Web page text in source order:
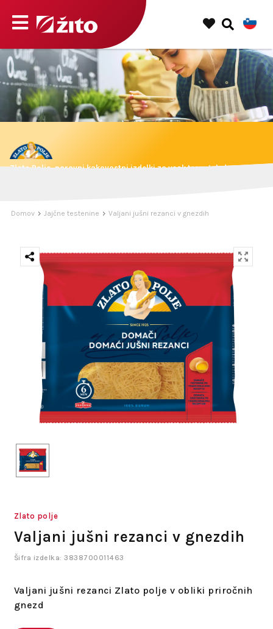
Zlato Polje, naravni kakovostni izdelki za vsak trenutek dneva.
Domov Jajčne testenine Valjani jušni rezanci v gnezdih
Zlato polje
Valjani jušni rezanci v gnezdih
Šifra izdelka: 3838700011463
Valjani jušni rezanci Zlato polje v obliki priročnih
gnezd